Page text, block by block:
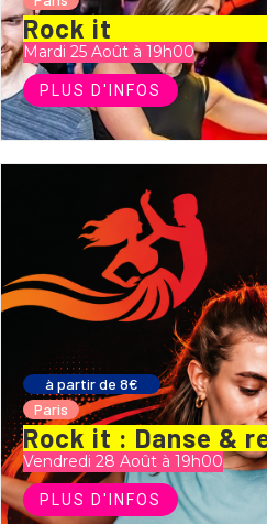
Rock it
Mardi 25 Août à 19h00
PLUS D'INFOS
à partir de 8€
Paris
Rock it : Danse &
Vendredi 28 Août à 19h00
PLUS D'INFOS